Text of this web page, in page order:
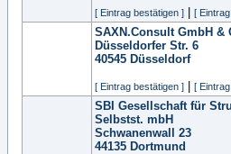
[ Eintrag bestätigen ] [
SAXN.Consult GmbH &
Düsseldorfer Str. 6
40545 Düsseldorf
[ Eintrag bestätigen ] [
SBI Gesellschaft für
Selbstst. mbH
Schwanenwall 23
44135 Dortmund